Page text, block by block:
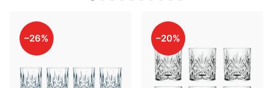
–26% –20%